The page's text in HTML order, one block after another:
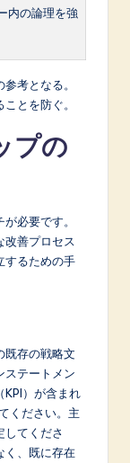
内の論理を強
考となる。
とを防ぐ。
プの
必要です。
改善プロセス
するための手
既存の戦略文
ステートメン
KPI）が含まれ
ください。主
してくださ
く、既に存在